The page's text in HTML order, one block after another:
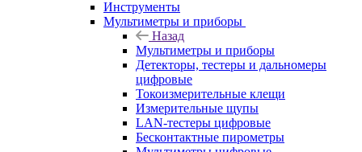
Инструменты
Мультиметры и приборы
Назад
Мультиметры и приборы
Детекторы, тестеры и дальномеры
цифровые
Токоизмерительные клещи
Измерительные щупы
LAN-тестеры цифровые
Бесконтактные пирометры